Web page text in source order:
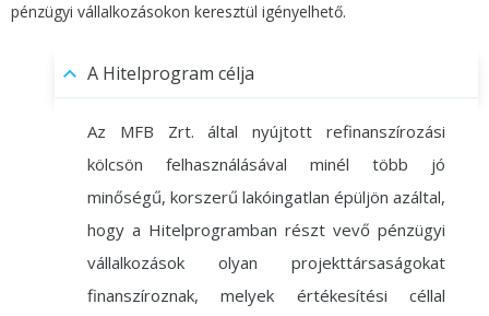
pénzügyi vállalkozásokon keresztül igényelhető.
A Hitelprogram célja
Az MFB Zrt. által nyújtott refinanszírozási
kölcsön felhasználásával minél több jó
minőségű, korszerű lakóingatlan épüljön azáltal,
hogy a Hitelprogramban részt vevő pénzügyi
vállalkozások olyan projekttársaságokat
finanszíroznak, melyek értékesítési céllal